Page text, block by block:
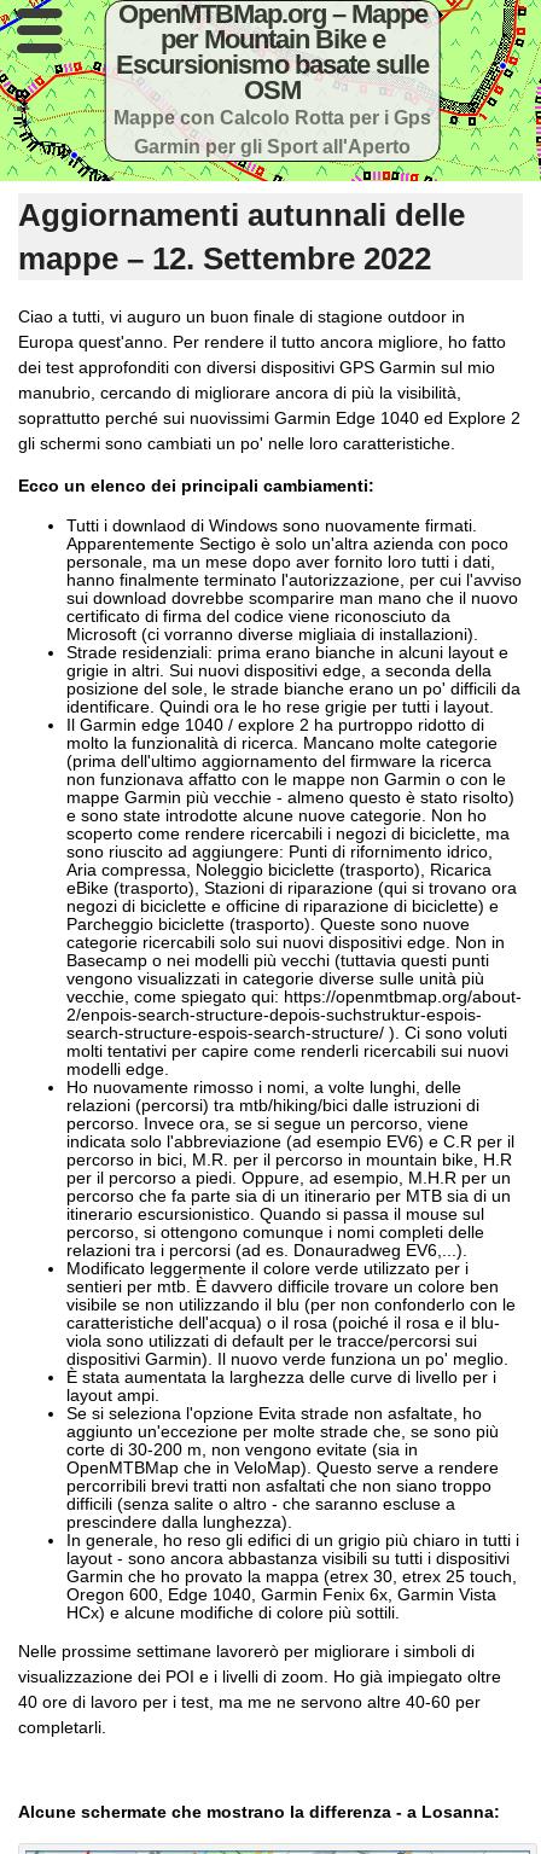
OpenMTBMap.org – Mappe
per Mountain Bike e
Escursionismo basate sulle
OSM
Mappe con Calcolo Rotta per i Gps
Garmin per gli Sport all'Aperto
Aggiornamenti autunnali delle
mappe – 12. Settembre 2022
Ciao a tutti, vi auguro un buon finale di stagione outdoor in
Europa quest'anno. Per rendere il tutto ancora migliore, ho fatto
dei test approfonditi con diversi dispositivi GPS Garmin sul mio
manubrio, cercando di migliorare ancora di più la visibilità,
soprattutto perché sui nuovissimi Garmin Edge 1040 ed Explore 2
gli schermi sono cambiati un po' nelle loro caratteristiche.
Ecco un elenco dei principali cambiamenti:
Tutti i downlaod di Windows sono nuovamente firmati.
Apparentemente Sectigo è solo un'altra azienda con poco
personale, ma un mese dopo aver fornito loro tutti i dati,
hanno finalmente terminato l'autorizzazione, per cui l'avviso
sui download dovrebbe scomparire man mano che il nuovo
certificato di firma del codice viene riconosciuto da
Microsoft (ci vorranno diverse migliaia di installazioni).
Strade residenziali: prima erano bianche in alcuni layout e
grigie in altri. Sui nuovi dispositivi edge, a seconda della
posizione del sole, le strade bianche erano un po' difficili da
identificare. Quindi ora le ho rese grigie per tutti i layout.
Il Garmin edge 1040 / explore 2 ha purtroppo ridotto di
molto la funzionalità di ricerca. Mancano molte categorie
(prima dell'ultimo aggiornamento del firmware la ricerca
non funzionava affatto con le mappe non Garmin o con le
mappe Garmin più vecchie - almeno questo è stato risolto)
e sono state introdotte alcune nuove categorie. Non ho
scoperto come rendere ricercabili i negozi di biciclette, ma
sono riuscito ad aggiungere: Punti di rifornimento idrico,
Aria compressa, Noleggio biciclette (trasporto), Ricarica
eBike (trasporto), Stazioni di riparazione (qui si trovano ora
negozi di biciclette e officine di riparazione di biciclette) e
Parcheggio biciclette (trasporto). Queste sono nuove
categorie ricercabili solo sui nuovi dispositivi edge. Non in
Basecamp o nei modelli più vecchi (tuttavia questi punti
vengono visualizzati in categorie diverse sulle unità più
vecchie, come spiegato qui: https://openmtbmap.org/about-
2/enpois-search-structure-depois-suchstruktur-espois-
search-structure-espois-search-structure/ ). Ci sono voluti
molti tentativi per capire come renderli ricercabili sui nuovi
modelli edge.
Ho nuovamente rimosso i nomi, a volte lunghi, delle
relazioni (percorsi) tra mtb/hiking/bici dalle istruzioni di
percorso. Invece ora, se si segue un percorso, viene
indicata solo l'abbreviazione (ad esempio EV6) e C.R per il
percorso in bici, M.R. per il percorso in mountain bike, H.R
per il percorso a piedi. Oppure, ad esempio, M.H.R per un
percorso che fa parte sia di un itinerario per MTB sia di un
itinerario escursionistico. Quando si passa il mouse sul
percorso, si ottengono comunque i nomi completi delle
relazioni tra i percorsi (ad es. Donauradweg EV6,...).
Modificato leggermente il colore verde utilizzato per i
sentieri per mtb. È davvero difficile trovare un colore ben
visibile se non utilizzando il blu (per non confonderlo con le
caratteristiche dell'acqua) o il rosa (poiché il rosa e il blu-
viola sono utilizzati di default per le tracce/percorsi sui
dispositivi Garmin). Il nuovo verde funziona un po' meglio.
È stata aumentata la larghezza delle curve di livello per i
layout ampi.
Se si seleziona l'opzione Evita strade non asfaltate, ho
aggiunto un'eccezione per molte strade che, se sono più
corte di 30-200 m, non vengono evitate (sia in
OpenMTBMap che in VeloMap). Questo serve a rendere
percorribili brevi tratti non asfaltati che non siano troppo
difficili (senza salite o altro - che saranno escluse a
prescindere dalla lunghezza).
In generale, ho reso gli edifici di un grigio più chiaro in tutti i
layout - sono ancora abbastanza visibili su tutti i dispositivi
Garmin che ho provato la mappa (etrex 30, etrex 25 touch,
Oregon 600, Edge 1040, Garmin Fenix 6x, Garmin Vista
HCx) e alcune modifiche di colore più sottili.
Nelle prossime settimane lavorerò per migliorare i simboli di
visualizzazione dei POI e i livelli di zoom. Ho già impiegato oltre
40 ore di lavoro per i test, ma me ne servono altre 40-60 per
completarli.
Alcune schermate che mostrano la differenza - a Losanna: